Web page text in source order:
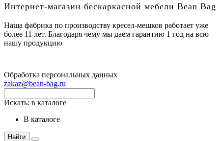
Интернет-магазин бескаркасной мебели Bean Bag
Наша фабрика по производству кресел-мешков работает уже
более 11 лет. Благодаря чему мы даем гарантию 1 год на всю
нашу продукцию
Обработка персональных данных
zakaz@bean-bag.ru
Искать: в каталоге
в каталоге
Найти